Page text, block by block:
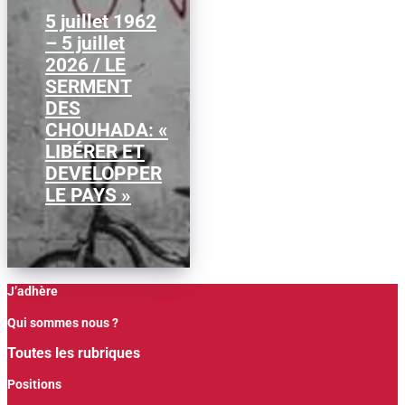
5 juillet 1962
– 5 juillet
2026 / LE
SERMENT
DES
CHOUHADA: «
LIBÉRER ET
DEVELOPPER
LE PAYS »
À l’occasion du 64ᵉ
anniversaire de
l’indépendance
algérienne, nous
publions cette analyse
du...
J’adhère
Qui sommes nous ?
Toutes les rubriques
Positions